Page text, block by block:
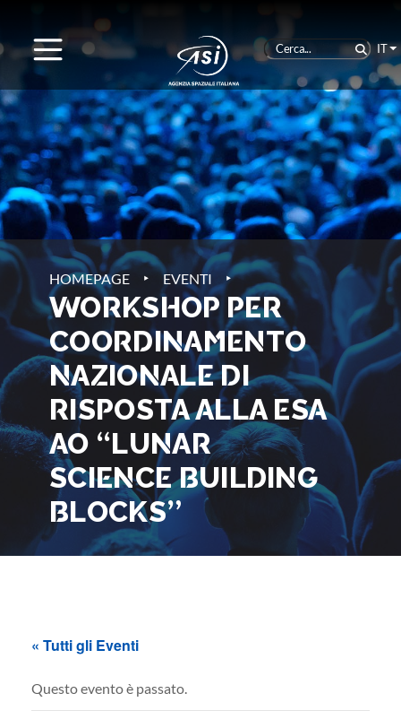
IT
HOMEPAGE ‣ EVENTI ‣
WORKSHOP PER
COORDINAMENTO
NAZIONALE DI
RISPOSTA ALLA ESA
AO “LUNAR
SCIENCE BUILDING
BLOCKS”
« Tutti gli Eventi
Questo evento è passato.